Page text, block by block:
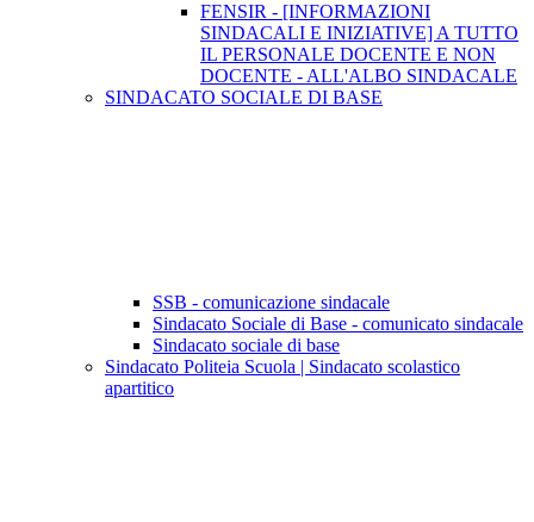
FENSIR - [INFORMAZIONI
SINDACALI E INIZIATIVE] A TUTTO
IL PERSONALE DOCENTE E NON
DOCENTE - ALL'ALBO SINDACALE
SINDACATO SOCIALE DI BASE
SSB - comunicazione sindacale
Sindacato Sociale di Base - comunicato sindacale
Sindacato sociale di base
Sindacato Politeia Scuola | Sindacato scolastico
apartitico